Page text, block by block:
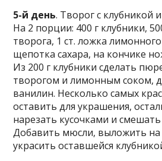
5-й день. Творог с клубникой
На 2 порции: 400 г клубники,
творога, 1 ст. ложка
щепотка сахара, на кончике
Из 200 г клубники сделать
творогом и лимонным соком,
ванилин. Несколько самых
оставить для украшения,
нарезать кусочками и
Добавить мюсли, выложить на
украсить оставшейся